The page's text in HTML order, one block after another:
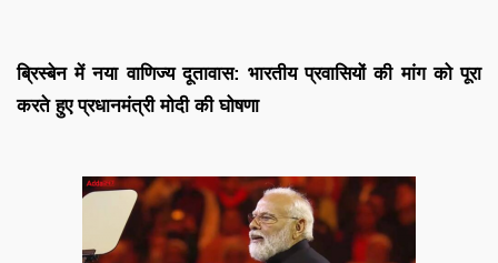
ब्रिस्बेन में नया वाणिज्य दूतावास: भारतीय प्रवासियों की मांग को पूरा
करते हुए प्रधानमंत्री मोदी की घोषणा